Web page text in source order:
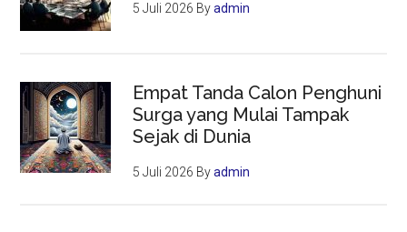
5 Juli 2026 Byadmin
Empat Tanda Calon Penghuni
Surga yang Mulai Tampak
Sejak di Dunia
5 Juli 2026 Byadmin